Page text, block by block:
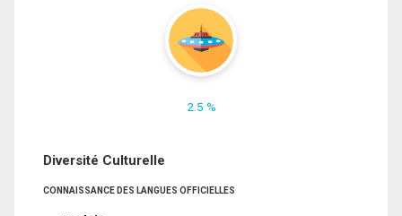
2.5 %
Diversité Culturelle
CONNAISSANCE DES LANGUES OFFICIELLES